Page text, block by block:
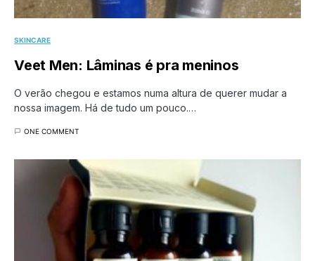
SKINCARE
Veet Men: Lâminas é pra meninos
O verão chegou e estamos numa altura de querer mudar a
nossa imagem. Há de tudo um pouco.…
ONE COMMENT